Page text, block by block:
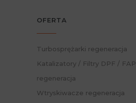
OFERTA
Turbosprężarki regeneracja
Katalizatory / Filtry DPF / FAP
regeneracja
Wtryskiwacze regeneracja